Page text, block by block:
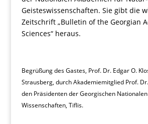
Geisteswissenschaften. Sie gibt die
Zeitschrift „Bulletin of the Georgian
Sciences“ heraus.
Begrüßung des Gastes, Prof. Dr. Edgar O.
Strausberg, durch Akademiemitglied Prof.
den Präsidenten der Georgischen
Wissenschaften, Tiflis.